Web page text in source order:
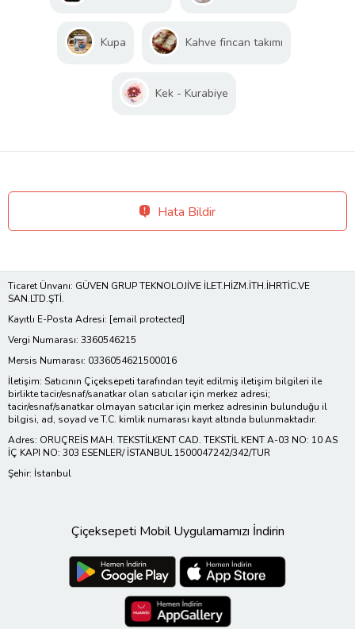
Kupa Kahve fincan takımı
Kek - Kurabiye
Hata Bildir
Ticaret Ünvanı: GÜVEN GRUP TEKNOLOJİVE İLET.HİZM.İTH.İHRTİC.VE
SAN.LTD.ŞTİ.
Kayıtlı E-Posta Adresi: [email protected]
Vergi Numarası: 3360546215
Mersis Numarası: 0336054621500016
İletişim: Satıcının Çiçeksepeti tarafından teyit edilmiş iletişim bilgileri ile
birlikte tacir/esnaf/sanatkar olan satıcılar için merkez adresi;
tacir/esnaf/sanatkar olmayan satıcılar için merkez adresinin bulunduğu il
bilgisi, ad, soyad ve T.C. kimlik numarası kayıt altında bulunmaktadır.
Adres: ORUÇREİS MAH. TEKSTİLKENT CAD. TEKSTİL KENT A-03 NO: 10 AS
İÇ KAPI NO: 303 ESENLER/ İSTANBUL 1500047242/342/TUR
Şehir: İstanbul
Çiçeksepeti Mobil Uygulamamızı İndirin